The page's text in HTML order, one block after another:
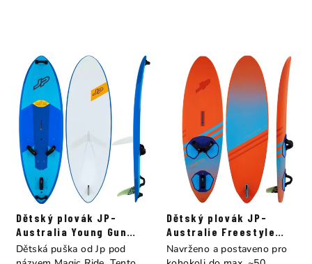
Dětský plovák JP-
Australia Young Gun
Magic Ride Es+Eva
Dětská puška od Jp pod
Dětský plovák JP-
Australie Freestyle
Young Gun
Navrženo a postaveno pro